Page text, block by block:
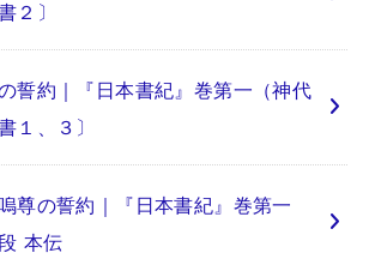
２〕
誓約｜『日本書紀』巻第一（神代
１、３〕
尊の誓約｜『日本書紀』巻第一
本伝